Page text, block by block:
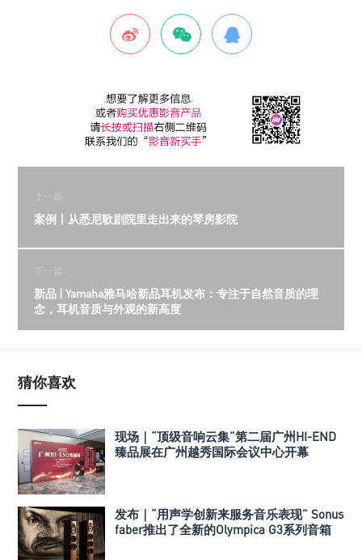
上一篇
案例丨从悉尼歌剧院里走出来的琴房影院
下一篇
新品 | Yamaha雅马哈新品耳机发布：专注于自然音质的理
念，耳机音质与外观的新高度
猜你喜欢
现场｜“顶级音响云集”第二届广州HI-END
臻品展在广州越秀国际会议中心开幕
发布｜“用声学创新来服务音乐表现” Sonus
faber推出了全新的Olympica G3系列音箱